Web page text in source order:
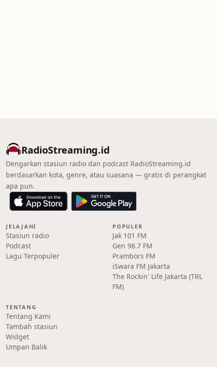
RadioStreaming.id
Dengarkan stasiun radio dan podcast RadioStreaming.id
berdasarkan kota, genre, atau suasana — gratis di perangkat
apa pun.
JELAJAHI
Stasiun radio
Podcast
Lagu Terpopuler
POPULER
Jak 101 FM
Gen 98.7 FM
Prambors FM
iSwara FM Jakarta
The Rockin' Life Jakarta (TRL
FM)
TENTANG
Tentang Kami
Tambah stasiun
Widget
Umpan Balik